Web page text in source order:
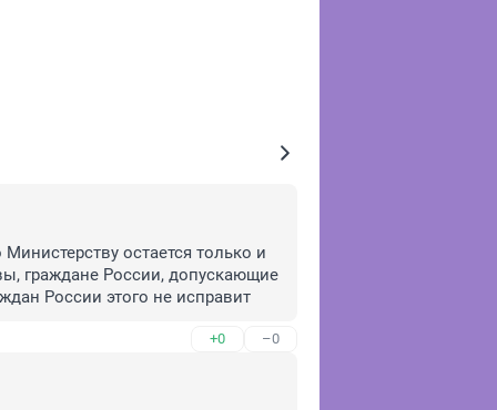
остается только и
граждане России, допускающие
России этого не исправит
+0 –0